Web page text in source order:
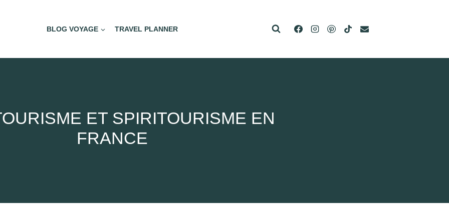
BLOG VOYAGE TRAVEL PLANNER
ET SPIRITOURISME EN
FRANCE